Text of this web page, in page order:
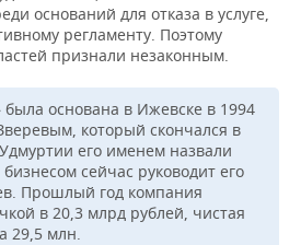
оснований для отказа в услуге,
регламенту. Поэтому
признали незаконным.
основана в Ижевске в 1994
который скончался в
его именем назвали
сейчас руководит его
Прошлый год компания
в 20,3 млрд рублей, чистая
29,5 млн.